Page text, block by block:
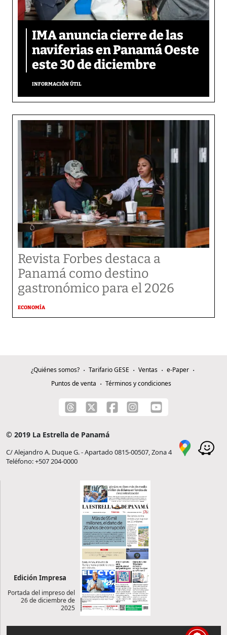
IMA anuncia cierre de las
naviferias en Panamá Oeste
este 30 de diciembre
INFORMACIÓN ÚTIL
Revista Forbes destaca a
Panamá como destino
gastronómico para el 2026
ECONOMÍA
¿Quiénes somos? Tarifario GESE Ventas
e-Paper
Puntos de venta
Términos y condiciones
© 2019 La Estrella de Panamá
C/ Alejandro A. Duque G. - Apartado 0815-00507, Zona 4
Teléfono: +507 204-0000
Edición Impresa
Portada del impreso del
26 de diciembre de
2025